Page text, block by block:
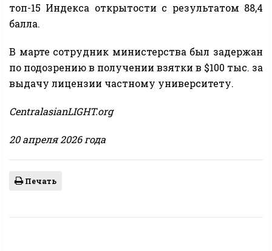
топ-15 Индекса открытости с результатом 88,4
балла.
В марте сотрудник министерства был задержан
по подозрению в получении взятки в $100 тыс. за
выдачу лицензии частному университету.
CentralasianLIGHT.org
20 апреля 2026 года
Печать